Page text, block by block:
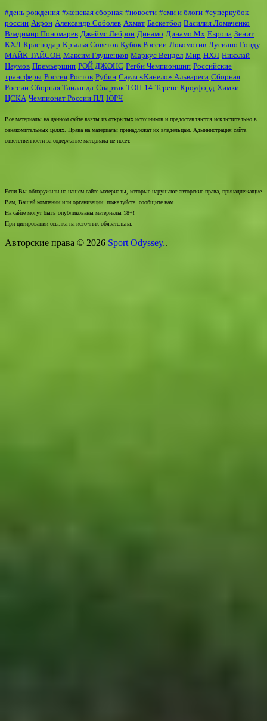
#день рождения #женская сборная #новости #сми и блоги #суперкубок
россии Акрон Александр Соболев Ахмат Баскетбол Василия Ломаченко
Владимир Пономарев Джеймс Леброн Динамо Динамо Мх Европа Зенит
КХЛ Краснодар Крылья Советов Кубок России Локомотив Лусиано Гонду
МАЙК ТАЙСОН Максим Глушенков Маркус Вендел Мир НХЛ Николай
Наумов Премьершип РОЙ ДЖОНС Регби Чемпионшип Российские
трансферы Россия Ростов Рубин Сауля «Канело» Альвареса Сборная
России Сборная Таиланда Спартак ТОП-14 Теренс Кроуфорд Химки
ЦСКА Чемпионат России ПЛ ЮРЧ
Все материалы на данном сайте взяты из открытых источников и предоставляются исключительно в
ознакомительных целях. Права на материалы принадлежат их владельцам. Администрация сайта
ответственности за содержание материала не несет.
Если Вы обнаружили на нашем сайте материалы, которые нарушают авторские права, принадлежащие
Вам, Вашей компании или организации, пожалуйста, сообщите нам.
На сайте могут быть опубликованы материалы 18+!
При цитировании ссылка на источник обязательна.
Авторские права © 2026 Sport Odyssey..